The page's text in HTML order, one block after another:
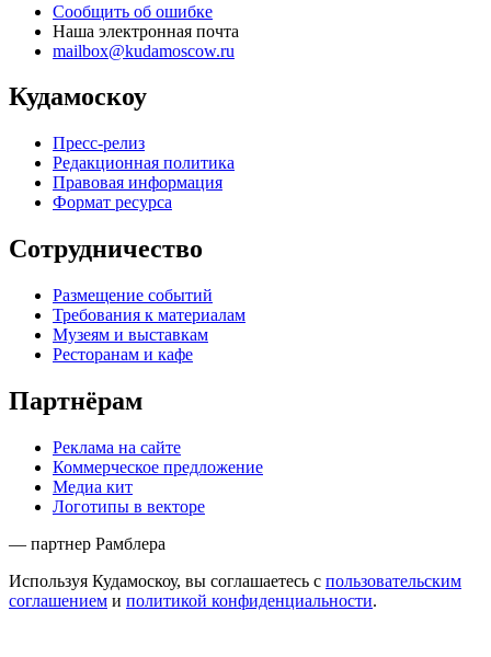
Сообщить об ошибке
Наша электронная почта
mailbox@kudamoscow.ru
Кудамоскоу
Пресс-релиз
Редакционная политика
Правовая информация
Формат ресурса
Сотрудничество
Размещение событий
Требования к материалам
Музеям и выставкам
Ресторанам и кафе
Партнёрам
Реклама на сайте
Коммерческое предложение
Медиа кит
Логотипы в векторе
— партнер Рамблера
Используя Кудамоскоу, вы соглашаетесь с пользовательским
соглашением и политикой конфиденциальности.